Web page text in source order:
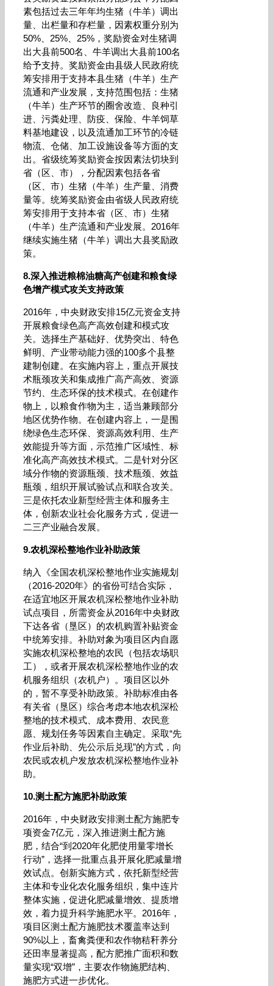
素包括过去三年年均生猪（牛羊）调出
量、出栏量和存栏量，因素权重分别为
50%、25%、25%，奖励资金对生猪调
出大县前500名、牛羊调出大县前100名
给予支持。奖励资金由县级人民政府统
筹安排用于支持本县生猪（牛羊）生产
流通和产业发展，支持范围包括：生猪
（牛羊）生产环节的圈舍改造、良种引
进、污粪处理、防疫、保险、牛羊饲草
料基地建设，以及流通加工环节的冷链
物流、仓储、加工设施设备等方面的支
出。省级统筹奖励资金按因素法切块到
省（区、市），分配因素包括各省
（区、市）生猪（牛羊）生产量、消费
量等。统筹奖励资金由省级人民政府统
筹安排用于支持本省（区、市）生猪
（牛羊）生产流通和产业发展。2016年
继续实施生猪（牛羊）调出大县奖励政
策。
8.深入推进粮棉油糖高产创建和粮食绿
色增产模式攻关支持政策
2016年，中央财政安排15亿元资金支持
开展粮食绿色高产高效创建和模式攻
关。选择生产基础好、优势突出、特色
鲜明、产业带动能力强的100多个县整
建制创建。在实施内容上，重点开展技
术瓶颈攻关和集成推广高产高效、资源
节约、生态环保的技术模式。在创建作
物上，以粮食作物为主，适当兼顾部分
地区优势作物。在创建内容上，一是围
绕绿色生态环保、资源高效利用、生产
效能提升等方面，示范推广区域性、标
准化高产高效技术模式。二是针对分区
域分作物的资源瓶颈、技术瓶颈、效益
瓶颈，组织开展试验试点和联合攻关。
三是依托农业新型经营主体和服务主
体，创新农业社会化服务方式，促进一
二三产业融合发展。
9.农机深松整地作业补助政策
纳入《全国农机深松整地作业实施规划
（2016-2020年》的省份可结合实际，
在适宜地区开展农机深松整地作业补助
试点项目，所需资金从2016年中央财政
下达各省（垦区）的农机购置补贴资金
中统筹安排。补助对象为项目区内自愿
实施农机深松整地的农民（包括农场职
工），或者开展农机深松整地作业的农
机服务组织（农机户）。项目区以外
的，暂不享受补助政策。补助标准由各
有关省（垦区）综合考虑本地农机深松
整地的技术模式、成本费用、农民意
愿、规划任务等因素自主确定。采取“先
作业后补助、先公示后兑现”的方式，向
农民或农机户发放农机深松整地作业补
助。
10.测土配方施肥补助政策
2016年，中央财政安排测土配方施肥专
项资金7亿元，深入推进测土配方施
肥，结合“到2020年化肥使用量零增长
行动”，选择一批重点县开展化肥减量增
效试点。创新实施方式，依托新型经营
主体和专业化农化服务组织，集中连片
整体实施，促进化肥减量增效、提质增
效，着力提升科学施肥水平。2016年，
项目区测土配方施肥技术覆盖率达到
90%以上，畜禽粪便和农作物秸秆养分
还田率显著提高，配方肥推广面积和数
量实现“双增”，主要农作物施肥结构、
施肥方式进一步优化。